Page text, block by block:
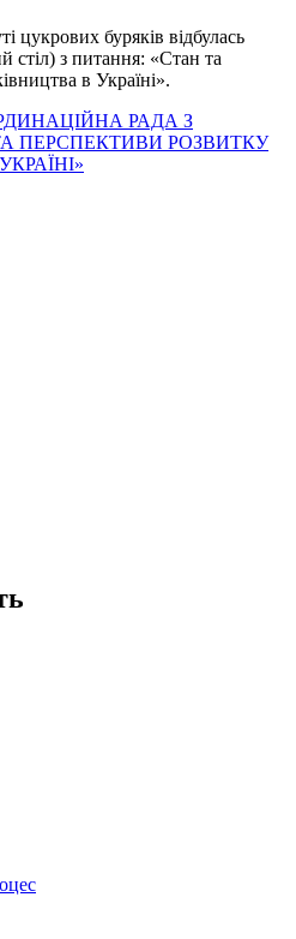
цукрових буряків відбулась
стіл) з питання: «Стан та
в Україні».
РАДА З
ПЕРСПЕКТИВИ РОЗВИТКУ